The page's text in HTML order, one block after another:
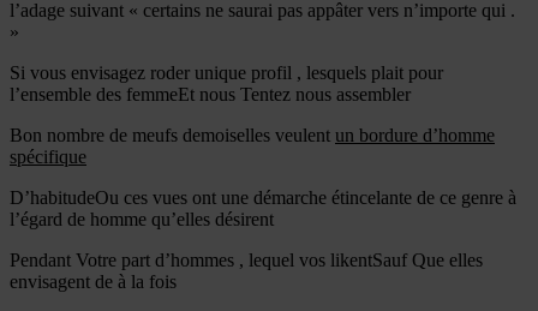
l’adage suivant « certains ne saurai pas appâter vers n’importe qui .
»
Si vous envisagez roder unique profil , lesquels plait pour
l’ensemble des femmeEt nous Tentez nous assembler
Bon nombre de meufs demoiselles veulent un bordure d’homme
spécifique
D’habitudeOu ces vues ont une démarche étincelante de ce genre à
l’égard de homme qu’elles désirent
Pendant Votre part d’hommes , lequel vos likentSauf Que elles
envisagent de à la fois